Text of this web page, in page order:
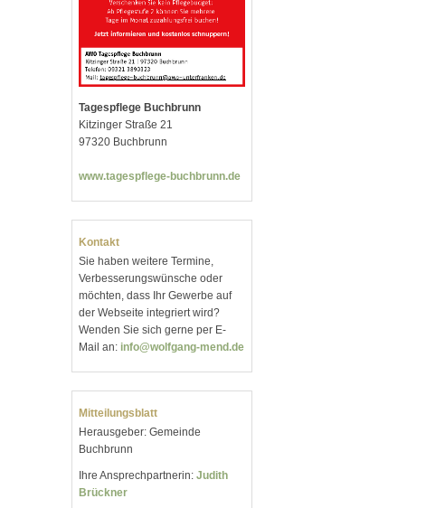
Tagespflege Buchbrunn
Kitzinger Straße 21
97320 Buchbrunn
www.tagespflege-buchbrunn.de
Kontakt
Sie haben weitere Termine,
Verbesserungswünsche oder
möchten, dass Ihr Gewerbe auf
der Webseite integriert wird?
Wenden Sie sich gerne per E-
Mail an: info@wolfgang-mend.de
Mitteilungsblatt
Herausgeber: Gemeinde
Buchbrunn
Ihre Ansprechpartnerin: Judith
Brückner